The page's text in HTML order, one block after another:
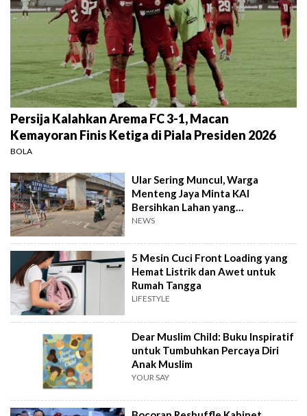
Persija Kalahkan Arema FC 3-1, Macan
Kemayoran Finis Ketiga di Piala Presiden 2026
BOLA
Ular Sering Muncul, Warga
Menteng Jaya Minta KAI
Bersihkan Lahan yang
Terbengkalai
NEWS
5 Mesin Cuci Front Loading yang
Hemat Listrik dan Awet untuk
Rumah Tangga
LIFESTYLE
Dear Muslim Child: Buku Inspiratif
untuk Tumbuhkan Percaya Diri
Anak Muslim
YOUR SAY